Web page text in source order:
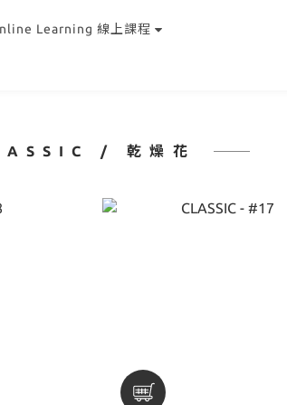
Learning 線上課程
/ 乾燥花